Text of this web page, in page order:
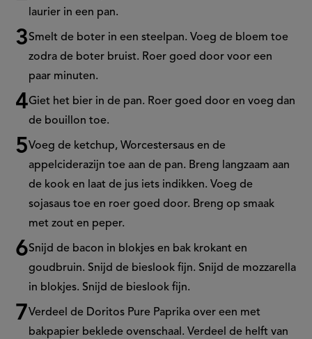
laurier in een pan.
Smelt de boter in een steelpan. Voeg de bloem toe
zodra de boter bruist. Roer goed door voor een
paar minuten.
Giet het bier in de pan. Roer goed door en voeg dan
de bouillon toe.
Voeg de ketchup, Worcestersaus en de
appelciderazijn toe aan de pan. Breng langzaam aan
de kook en laat de jus iets indikken. Voeg de
sojasaus toe en roer goed door. Breng op smaak
met zout en peper.
Snijd de bacon in blokjes en bak krokant en
goudbruin. Snijd de bieslook fijn. Snijd de mozzarella
in blokjes. Snijd de bieslook fijn.
Verdeel de Doritos Pure Paprika over een met
bakpapier beklede ovenschaal. Verdeel de helft van